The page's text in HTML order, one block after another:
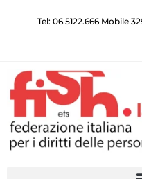
Tel: 06.5122.666 Mobile